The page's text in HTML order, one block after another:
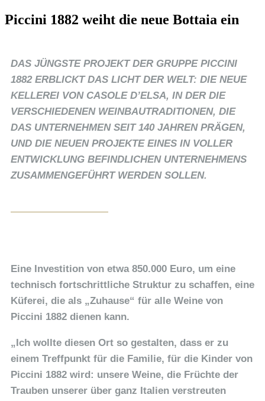
Piccini 1882 weiht die neue Bottaia ein
DAS JÜNGSTE PROJEKT DER GRUPPE PICCINI
1882 ERBLICKT DAS LICHT DER WELT: DIE NEUE
KELLEREI VON CASOLE D’ELSA, IN DER DIE
VERSCHIEDENEN WEINBAUTRADITIONEN, DIE
DAS UNTERNEHMEN SEIT 140 JAHREN PRÄGEN,
UND DIE NEUEN PROJEKTE EINES IN VOLLER
ENTWICKLUNG BEFINDLICHEN UNTERNEHMENS
ZUSAMMENGEFÜHRT WERDEN SOLLEN.
Eine Investition von etwa 850.000 Euro, um eine
technisch fortschrittliche Struktur zu schaffen, eine
Küferei, die als „Zuhause“ für alle Weine von
Piccini 1882 dienen kann.
„Ich wollte diesen Ort so gestalten, dass er zu
einem Treffpunkt für die Familie, für die Kinder von
Piccini 1882 wird: unsere Weine, die Früchte der
Trauben unserer über ganz Italien verstreuten